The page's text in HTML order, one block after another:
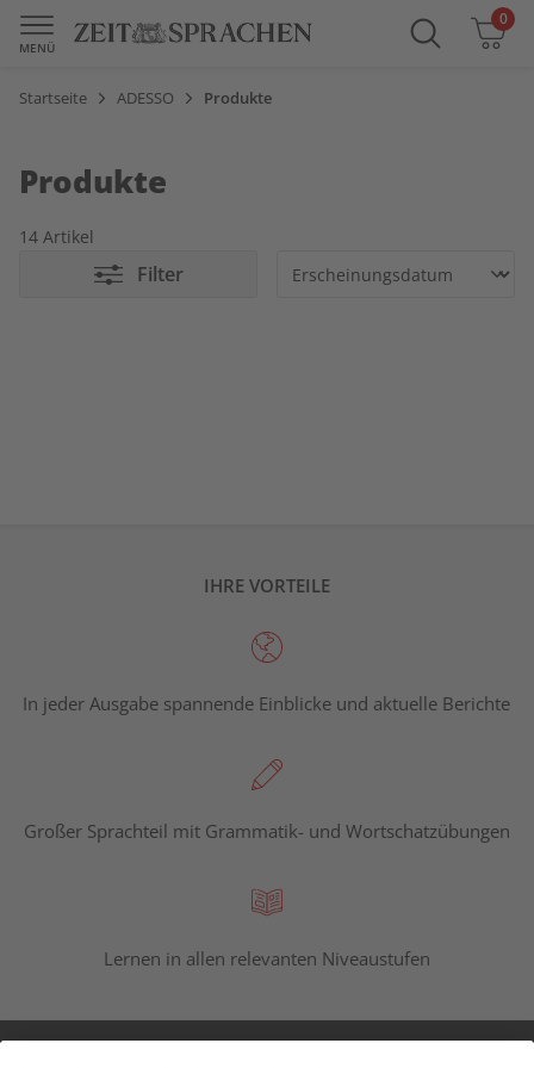
MENÜ
0
Warenkorb
Startseite ADESSO Produkte
Produkte
14 Artikel
Filter
IHRE VORTEILE
In jeder Ausgabe spannende Einblicke und aktuelle Berichte
Großer Sprachteil mit Grammatik- und Wortschatzübungen
Lernen in allen relevanten Niveaustufen